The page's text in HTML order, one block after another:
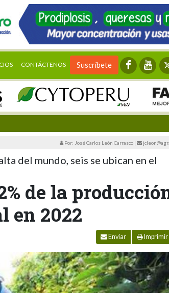
CONTÁCTENOS Suscríbete
Por: José Carlos León Carrasco |
del mundo, seis se ubican en el
de la
en 2022
Enviar Imprimir